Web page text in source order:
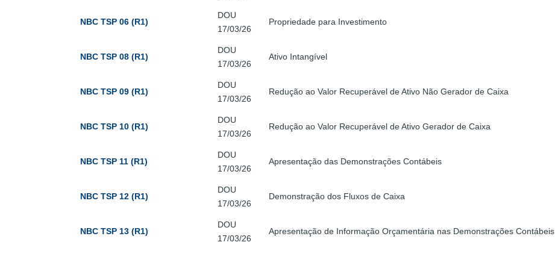
NBC TSP 06 (R1)
DOU
17/03/26
Propriedade para Investimento
NBC TSP 08 (R1)
DOU
17/03/26
Ativo Intangível
NBC TSP 09 (R1)
DOU
17/03/26
Redução ao Valor Recuperável de Ativo Não Gerador de Caixa
NBC TSP 10 (R1)
DOU
17/03/26
Redução ao Valor Recuperável de Ativo Gerador de Caixa
NBC TSP 11 (R1)
DOU
17/03/26
Apresentação das Demonstrações Contábeis
NBC TSP 12 (R1)
DOU
17/03/26
Demonstração dos Fluxos de Caixa
NBC TSP 13 (R1)
DOU
17/03/26
Apresentação de Informação Orçamentária nas Demonstrações Contábeis